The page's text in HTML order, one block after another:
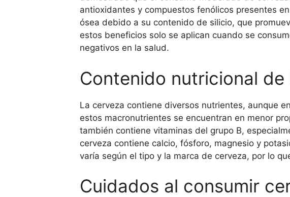
antioxidantes y compuestos fenólicos presentes
ósea debido a su contenido de silicio, que
estos beneficios solo se aplican cuando se
negativos en la salud.
Contenido nutricional de
La cerveza contiene diversos nutrientes, aunque
estos macronutrientes se encuentran en menor
también contiene vitaminas del grupo B,
cerveza contiene calcio, fósforo, magnesio y
varía según el tipo y la marca de cerveza, por lo
Cuidados al consumir